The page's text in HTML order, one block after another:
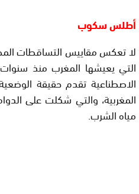
أطلس سكوب
لا تعكس مقاييس التساقطات
التي يعيشها المغرب منذ
الاصطناعية تقدم حقيقة
المغربية، والتي شكلت على
مياه الشرب.